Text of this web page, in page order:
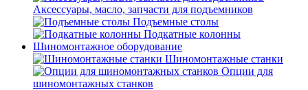
Аксессуары, масло, запчасти для подъемников
Подъемные столы
Подкатные колонны
Шиномонтажное оборудование
Шиномонтажные станки
Опции для
шиномонтажных станков